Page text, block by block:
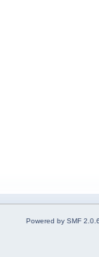
Powered by SMF